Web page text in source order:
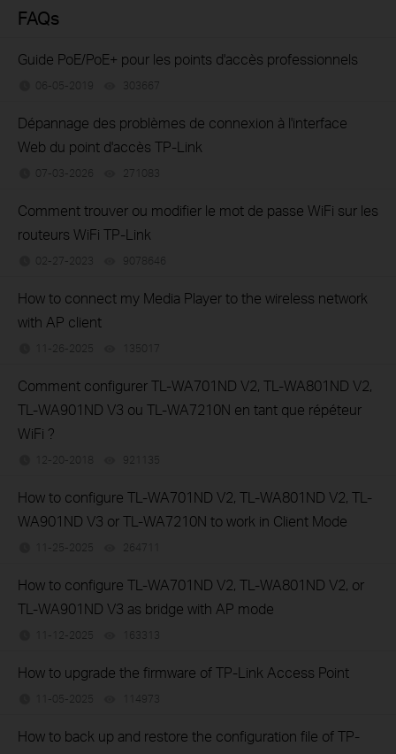
FAQs
Guide PoE/PoE+ pour les points d'accès professionnels
06-05-2019 303667
Dépannage des problèmes de connexion à l'interface
Web du point d'accès TP-Link
07-03-2026 271083
Comment trouver ou modifier le mot de passe WiFi sur les
routeurs WiFi TP-Link
02-27-2023 9078646
How to connect my Media Player to the wireless network
with AP client
11-26-2025 135017
Comment configurer TL-WA701ND V2, TL-WA801ND V2,
TL-WA901ND V3 ou TL-WA7210N en tant que répéteur
WiFi ?
12-20-2018 921135
How to configure TL-WA701ND V2, TL-WA801ND V2, TL-
WA901ND V3 or TL-WA7210N to work in Client Mode
11-25-2025 264711
How to configure TL-WA701ND V2, TL-WA801ND V2, or
TL-WA901ND V3 as bridge with AP mode
11-12-2025 163313
How to upgrade the firmware of TP-Link Access Point
11-05-2025 114973
How to back up and restore the configuration file of TP-